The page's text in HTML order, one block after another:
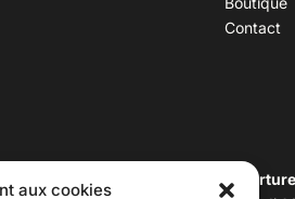
aux cookies
Contact
Lyon
Horaires